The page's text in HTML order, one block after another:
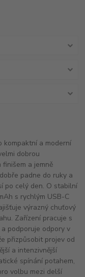
kompaktní a moderní
dobrou
a jemně
padne do ruky a
po celý den. O stabilní
s rychlým USB-C
výrazný chuťový
Zařízení pracuje s
podporuje odpory v
přizpůsobit projev od
a intenzivnější
spínání potahem,
volbu mezi delší